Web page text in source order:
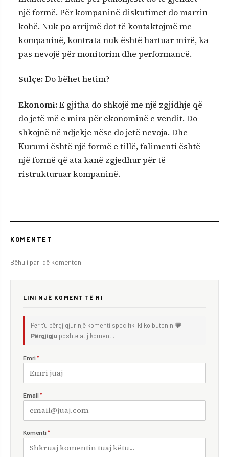
një formë. Për kompaninë diskutimet do marrin
kohë. Nuk po arrijmë dot të kontaktojmë me
kompaninë, kontrata nuk është hartuar mirë, ka
pas nevojë për monitorim dhe performancë.
Sulçe: Do bëhet hetim?
Ekonomi: E gjitha do shkojë me një zgjidhje që
do jetë më e mira për ekonominë e vendit. Do
shkojnë në ndjekje nëse do jetë nevoja. Dhe
Kurumi është një formë e tillë, falimenti është
një formë që ata kanë zgjedhur për të
ristrukturuar kompaninë.
KOMENTET
Bëhu i pari që komenton!
LINI NJË KOMENT TË RI
Për t'u përgjigjur një komenti specifik, kliko butonin 💬
Përgjigju poshtë atij komenti.
Emri *
Email *
Komenti *